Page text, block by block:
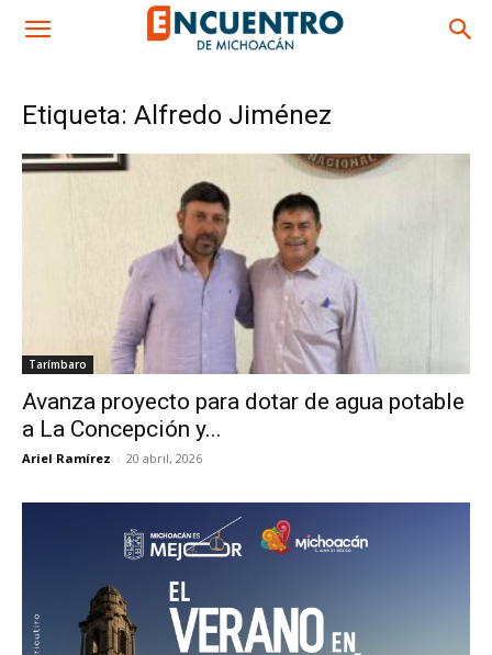
Etiqueta: Alfredo Jiménez
Tarímbaro
Avanza proyecto para dotar de agua potable
a La Concepción y...
Ariel Ramírez - 20 abril, 2026